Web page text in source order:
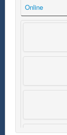
Online